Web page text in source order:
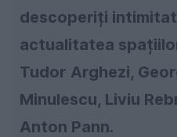
descoperiți
actualitatea
Tudor Arghezi,
Minulescu, Liviu
Anton Pann.